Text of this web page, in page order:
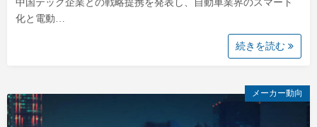
中国テック企業との戦略提携を発表し、自動車業界のスマート
化と電動…
続きを読む
メーカー動向